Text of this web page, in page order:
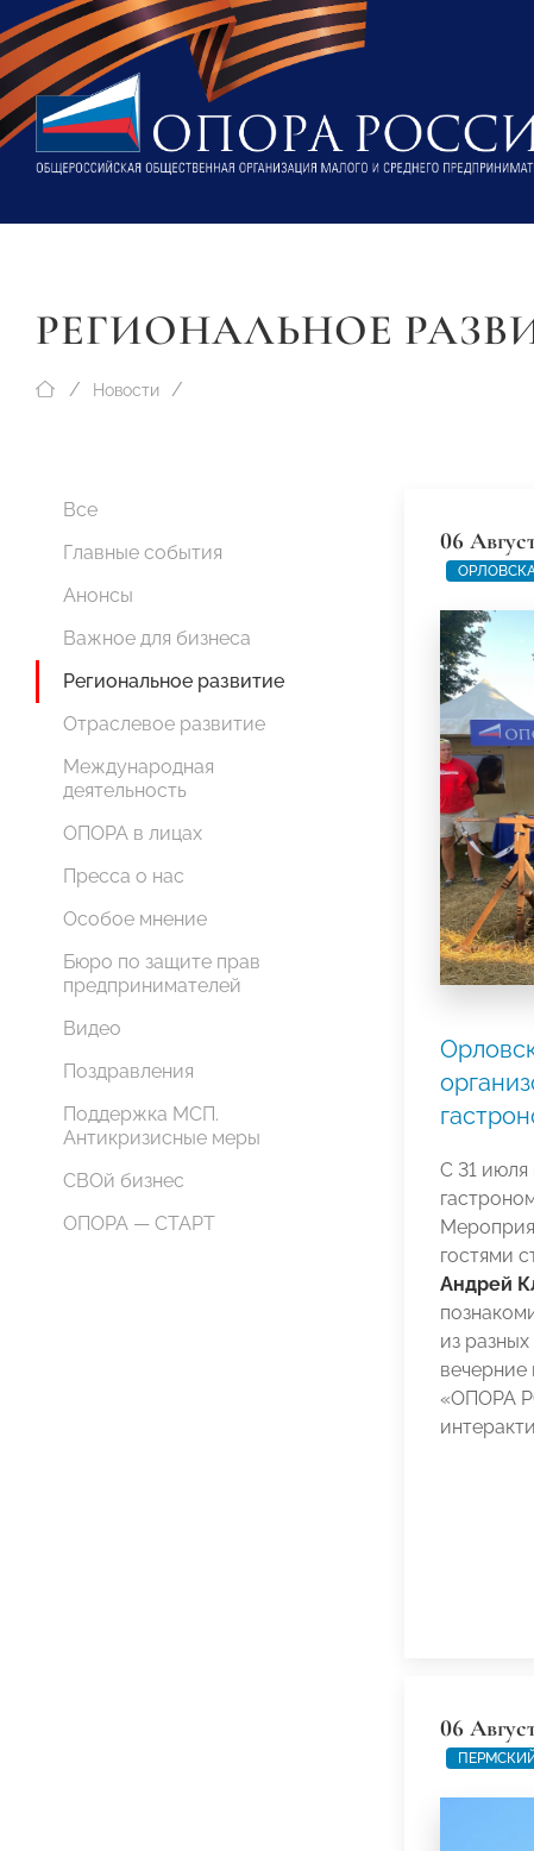
РЕГИОНАЛЬНОЕ
Новости
Все
Главные события
Анонсы
Важное для бизнеса
Региональное развитие
Отраслевое развитие
Международная
деятельность
ОПОРА в лицах
Пресса о нас
Особое мнение
Бюро по защите прав
предпринимателей
Видео
Поздравления
Поддержка МСП.
Антикризисные меры
СВОй бизнес
ОПОРА — СТАРТ
06
С 31 июля
гостями
Андрей
из
вечерние
«ОПОРА
06